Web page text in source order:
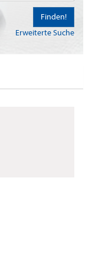
Erweiterte Suche
Finden!